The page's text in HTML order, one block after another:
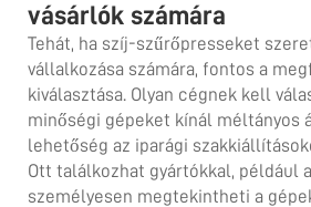
vásárlók számára
Tehát, ha szíj-szűrőpresseket
vállalkozása számára, fontos a
kiválasztása. Olyan cégnek kell
minőségi gépeket kínál méltányos
lehetőség az iparági
Ott találkozhat gyártókkal, például
személyesen megtekintheti a